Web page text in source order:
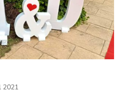
2021